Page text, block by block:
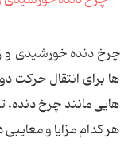
چرخ دنده خورشیدی و
ها برای انتقال حرکت
هایی مانند چرخ
هر کدام مزایا و معایبی